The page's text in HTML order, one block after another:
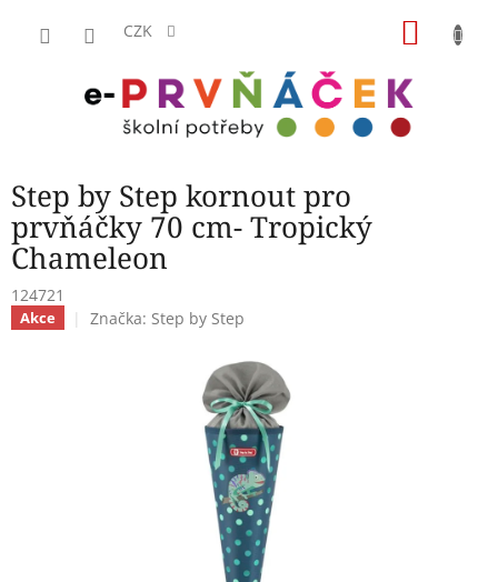
CZK
Step by Step kornout pro
prvňáčky 70 cm- Tropický
Chameleon
124721
Akce Značka: Step by Step